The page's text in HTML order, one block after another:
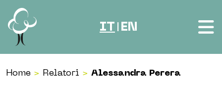
Vai al contenuto
IT EN
Home > Relatori > Alessandra Perera